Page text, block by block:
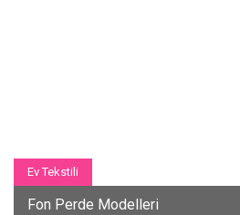
Ev Tekstili
Fon Perde Modelleri